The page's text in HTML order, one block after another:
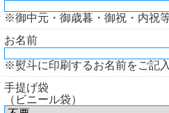
※御中元・御歳暮・御祝・内祝
お名前
※熨斗に印刷するお名前をご記
手提げ袋
（ビニール袋）